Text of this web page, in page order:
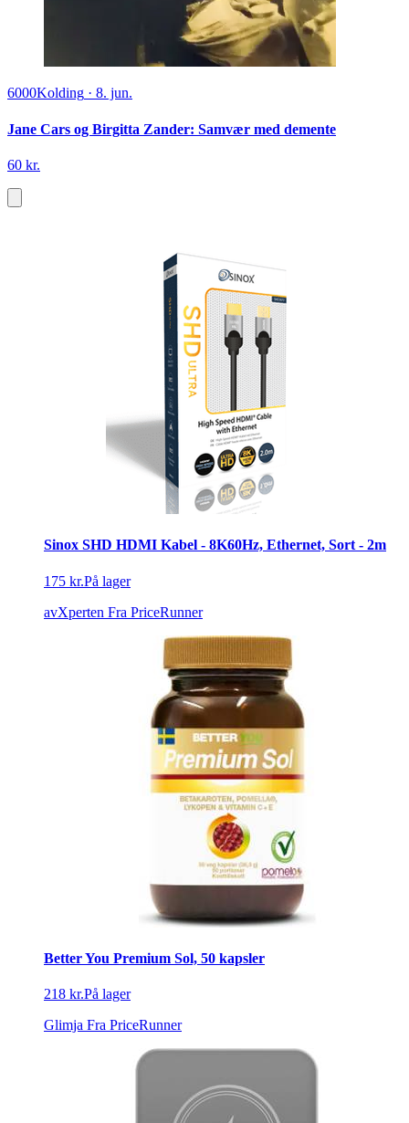
6000Kolding · 8. jun.
Jane Cars og Birgitta Zander: Samvær med demente
60 kr.
Sinox SHD HDMI Kabel - 8K60Hz, Ethernet, Sort - 2m
175 kr.På lager
avXperten Fra PriceRunner
Better You Premium Sol, 50 kapsler
218 kr.På lager
Glimja Fra PriceRunner